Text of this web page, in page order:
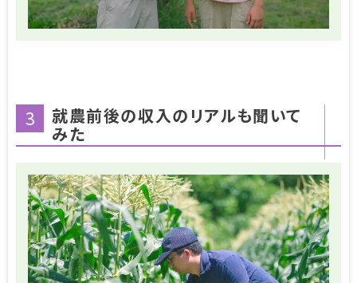
3 就農前後の収入のリアルも聞いて
みた